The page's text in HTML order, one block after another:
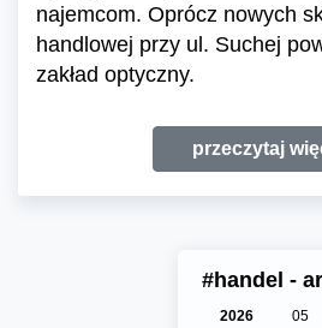
najemcom. Oprócz nowych
handlowej przy ul. Suchej
zakład optyczny.
przeczytaj
#handel -
2026
05